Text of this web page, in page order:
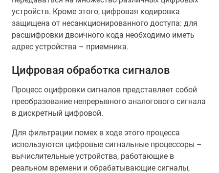
устройств. Кроме этого, цифровая кодировка
защищена от несанкционированного доступа: для
расшифровки двоичного кода необходимо иметь
адрес устройства – приемника.
Цифровая обработка сигналов
Процесс оцифровки сигналов представляет собой
преобразование непрерывного аналогового сигнала
в дискретный цифровой.
Для фильтрации помех в ходе этого процесса
используются цифровые сигнальные процессоры –
вычислительные устройства, работающие в
реальном времени и обрабатывающие сигналы,